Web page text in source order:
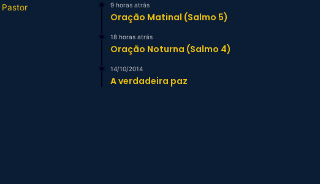
Pastor
9 horas atrás
Oração Matinal (Salmo 5)
18 horas atrás
Oração Noturna (Salmo 4)
14/10/2014
A verdadeira paz